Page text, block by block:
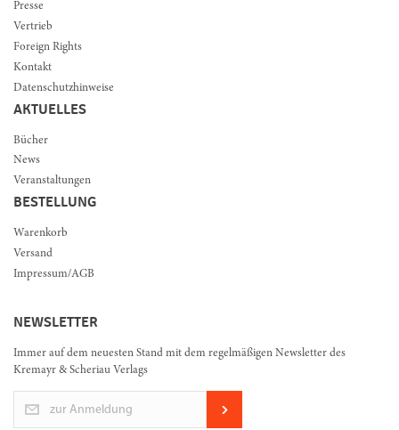
Presse
Vertrieb
Foreign Rights
Kontakt
Datenschutzhinweise
AKTUELLES
Bücher
News
Veranstaltungen
BESTELLUNG
Warenkorb
Versand
Impressum/AGB
NEWSLETTER
Immer auf dem neuesten Stand mit dem regelmäßigen Newsletter des
Kremayr & Scheriau Verlags
zur Anmeldung